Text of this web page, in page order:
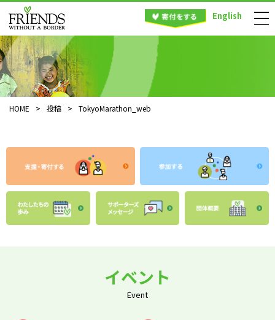
English
HOME > 投稿 > TokyoMarathon_web
イベント
Event